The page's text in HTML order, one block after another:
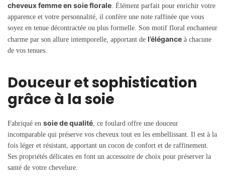
cheveux femme en soie florale . Élément parfait pour enrichir votre
apparence et votre personnalité, il confère une note raffinée que vous
soyez en tenue décontractée ou plus formelle. Son motif floral enchanteur
charme par son allure intemporelle, apportant de l’élégance à chacune
de vos tenues.
Douceur et sophistication
grâce à la soie
Fabriqué en soie de qualité , ce foulard offre une douceur
incomparable qui préserve vos cheveux tout en les embellissant. Il est à la
fois léger et résistant, apportant un cocon de confort et de raffinement.
Ses propriétés délicates en font un accessoire de choix pour préserver la
santé de votre chevelure.